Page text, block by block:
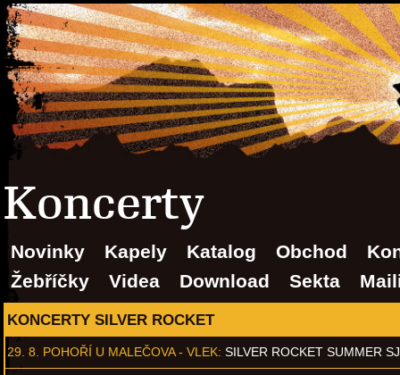
Koncerty
Novinky Kapely Katalog Obchod
Žebříčky
Videa Download Sekta
KONCERTY SILVER ROCKET
29. 8. POHOŘÍ U MALEČOVA - VLEK: SILVER ROCKET SUMMER